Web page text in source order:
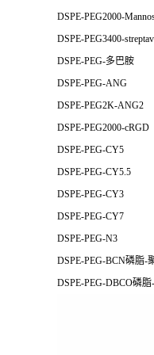
DSPE-PEG2000-
DSPE-PEG3400-
DSPE-PEG-多巴胺
DSPE-PEG-ANG
DSPE-PEG2K-ANG2
DSPE-PEG2000-cRGD
DSPE-PEG-CY5
DSPE-PEG-CY5.5
DSPE-PEG-CY3
DSPE-PEG-CY7
DSPE-PEG-N3
DSPE-PEG-BCN磷脂-
DSPE-PEG-DBCO磷